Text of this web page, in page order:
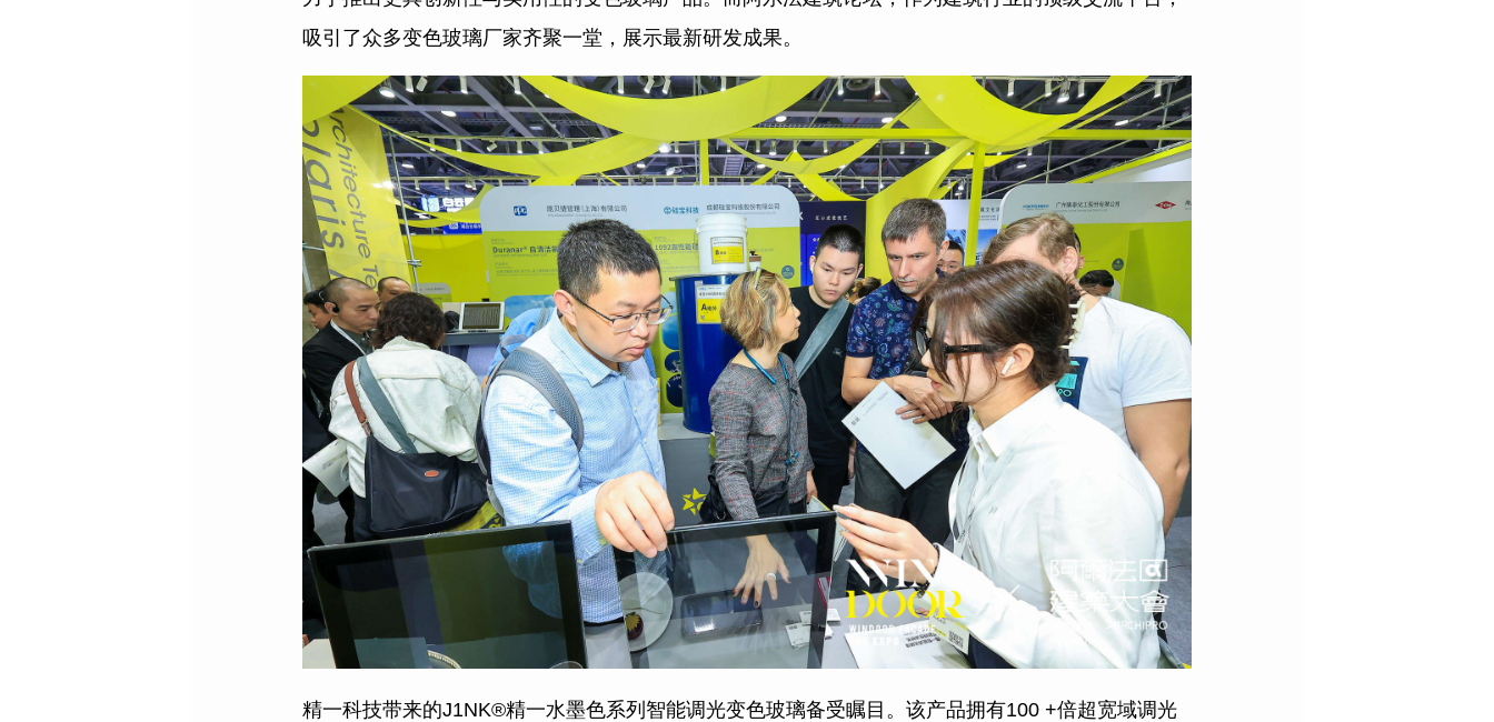
吸引了众多变色玻璃厂家齐聚一堂，展示最新研发成果。
精一科技带来的J1NK®精一水墨色系列智能调光变色玻璃备受瞩目。该产品拥有100 +倍超宽域调光